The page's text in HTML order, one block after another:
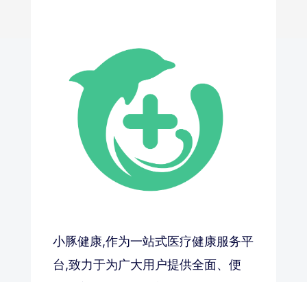
小豚健康,作为一站式医疗健康服务平
台,致力于为广大用户提供全面、便